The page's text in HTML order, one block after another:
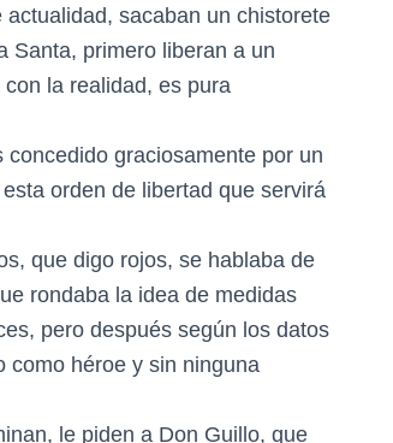
sacaban un chistorete
Santa, primero liberan a un
la realidad, es pura
graciosamente por un
orden de libertad que servirá
que digo rojos, se hablaba de
rondaba la idea de medidas
pero después según los datos
como héroe y sin ninguna
le piden a Don Guillo, que